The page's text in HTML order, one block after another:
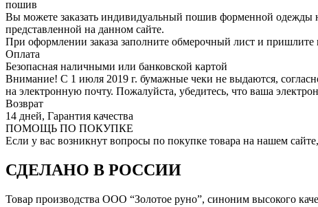
пошив
Вы можете заказать индивидуальный пошив форменной одежды
представленной на данном сайте.
При оформлении заказа заполните обмерочный лист и
Оплата
Безопасная наличными или банковской картой
Внимание! С 1 июля 2019 г. бумажные чеки не выдаются,
на электронную почту. Пожалуйста, убедитесь, что ваша
Возврат
14 дней, Гарантия качества
ПОМОЩЬ ПО ПОКУПКЕ
Если у вас возникнут вопросы по покупке товара на нашем
СДЕЛАНО В РОССИИ
Товар производства ООО “Золотое руно”, синоним высокого